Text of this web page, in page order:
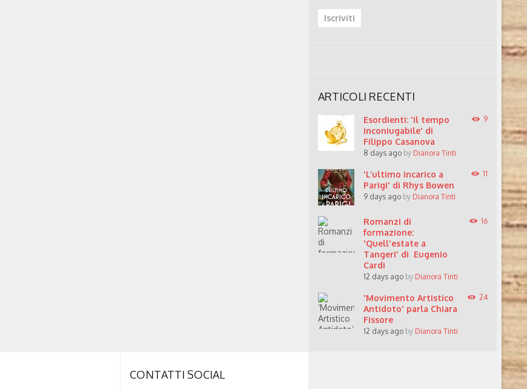
ARTICOLI RECENTI
Esordienti: 'Il tempo
inconiugabile' di
Filippo Casanova
8 days ago by Dianora Tinti
9
'L’ultimo incarico a
Parigi' di Rhys Bowen
9 days ago by Dianora Tinti
11
Romanzi di
formazione:
'Quell'estate a
Tangeri' di Eugenio
Cardi
12 days ago by Dianora Tinti
16
'Movimento Artistico
Antidoto' parla Chiara
Fissore
12 days ago by Dianora Tinti
24
CONTATTI SOCIAL